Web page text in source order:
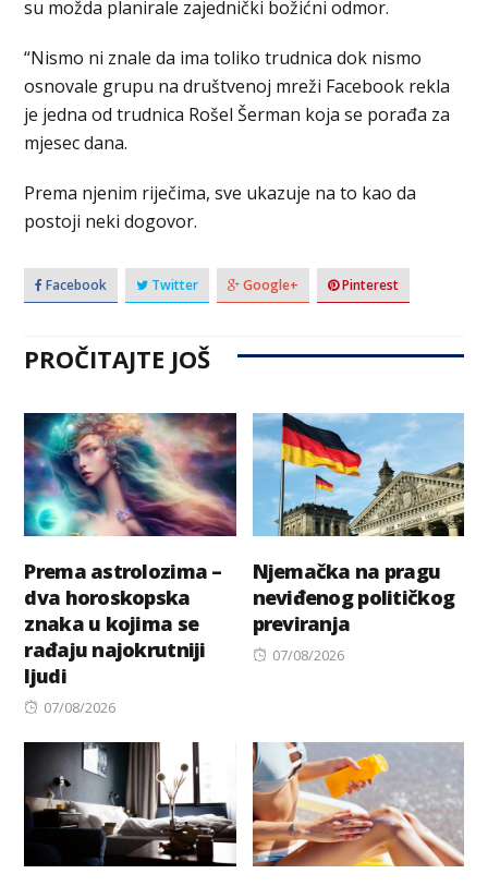
su možda planirale zajednički božićni odmor.
“Nismo ni znale da ima toliko trudnica dok nismo
osnovale grupu na društvenoj mreži Facebook rekla
je jedna od trudnica Rošel Šerman koja se porađa za
mjesec dana.
Prema njenim riječima, sve ukazuje na to kao da
postoji neki dogovor.
Facebook Twitter Google+ Pinterest
PROČITAJTE JOŠ
Prema astrolozima –
dva horoskopska
znaka u kojima se
rađaju najokrutniji
ljudi
Posted
07/08/2026
Njemačka na pragu
neviđenog političkog
previranja
Posted
07/08/2026